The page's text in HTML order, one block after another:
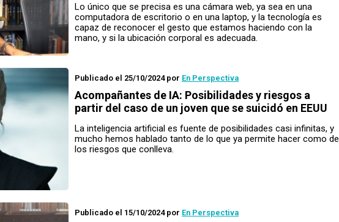
Lo único que se precisa es una cámara web, ya sea en una
computadora de escritorio o en una laptop, y la tecnología es
capaz de reconocer el gesto que estamos haciendo con la
mano, y si la ubicación corporal es adecuada.
Publicado el 25/10/2024por En Perspectiva
Acompañantes de IA: Posibilidades y riesgos a
partir del caso de un joven que se suicidó en EEUU
La inteligencia artificial es fuente de posibilidades casi infinitas, y
mucho hemos hablado tanto de lo que ya permite hacer como de
los riesgos que conlleva.
Publicado el 15/10/2024por En Perspectiva